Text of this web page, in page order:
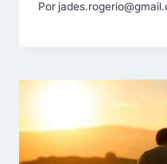
Por